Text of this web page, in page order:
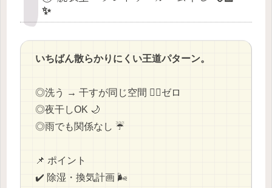
✨
いちばん散らかりにくい王道パターン。
◎洗う → 干すが同じ空間 🚶‍♂️ゼロ
◎夜干しOK 🌙
◎雨でも関係なし ☔
📌 ポイント
✔️ 除湿・換気計画 🌬️